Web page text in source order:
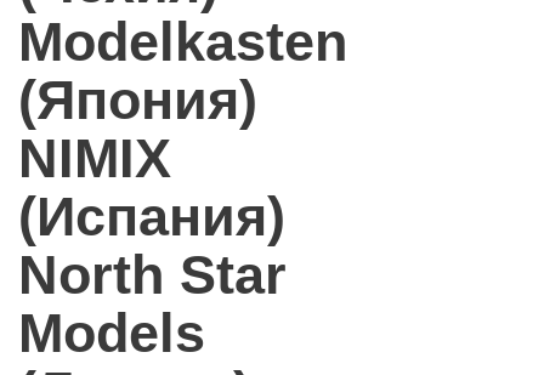
Modelkasten
(Япония)
NIMIX
(Испания)
North Star
Models